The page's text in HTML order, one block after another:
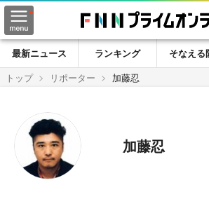
最新ニュース ランキング そなえる
トップ
リポーター 加藤忍
加藤忍